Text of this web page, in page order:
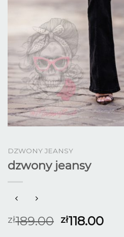
DZWONY JEANSY
dzwony jeansy
zł189.00 zł118.00